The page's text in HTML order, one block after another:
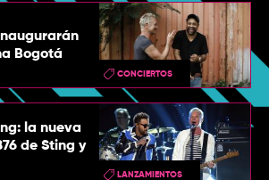
Bogotá
CONCIERTOS
la nueva
de Sting y
LANZAMIENTOS